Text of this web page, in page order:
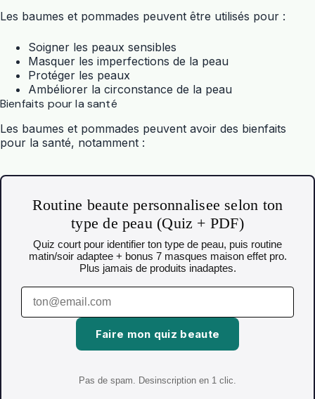
Les baumes et pommades peuvent être utilisés pour :
Soigner les peaux sensibles
Masquer les imperfections de la peau
Protéger les peaux
Ambéliorer la circonstance de la peau
Bienfaits pour la santé
Les baumes et pommades peuvent avoir des bienfaits
pour la santé, notamment :
Routine beaute personnalisee selon ton
type de peau (Quiz + PDF)
Quiz court pour identifier ton type de peau, puis routine
matin/soir adaptee + bonus 7 masques maison effet pro.
Plus jamais de produits inadaptes.
Faire mon quiz beaute
Pas de spam. Desinscription en 1 clic.